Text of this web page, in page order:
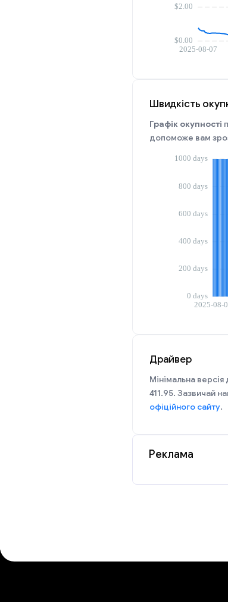
Швидкість
Графік окупності
допоможе вам
Драйвер
Мінімальна
411.95. Зазвичай
офіційного сайту.
Реклама